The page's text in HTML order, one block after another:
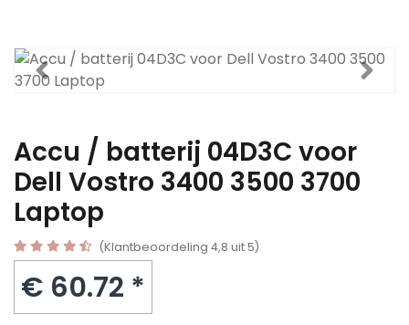
Accu / batterij 04D3C voor
Dell Vostro 3400 3500 3700
Laptop
(Klantbeoordeling 4,8 uit 5)
€ 60.72 *